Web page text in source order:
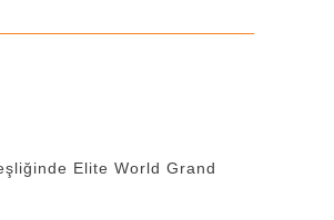
Elite World Grand